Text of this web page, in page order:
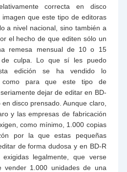
correcta en disco
que este tipo de editoras
a nivel nacional, sino también a
el hecho de que editen sólo un
remesa mensual de 10 o 15
culpa. Lo que sí les puedo
edición se ha vendido lo
como para que este tipo de
dejar de editar en BD-
disco prensado. Aunque claro,
y las empresas de fabricación
como mínimo, 1.000 copias
por la que estas pequeñas
de forma dudosa y en BD-R
legalmente, que verse
vender 1.000 unidades de una